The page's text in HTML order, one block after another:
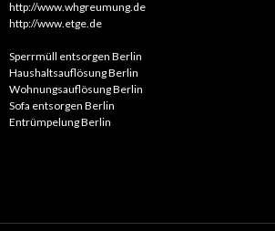
http://www.whgreumung.de
http://www.etge.de
Sperrmüll entsorgen Berlin
Haushaltsauflösung Berlin
Wohnungsauflösung Berlin
Sofa entsorgen Berlin
Entrümpelung Berlin